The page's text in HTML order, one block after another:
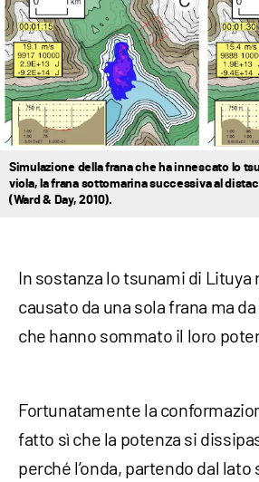
Simulazione della frana che ha innescato lo
viola, la frana sottomarina successiva al
(Ward & Day, 2010).
In sostanza lo tsunami di Lituya
causato da una sola frana ma
che hanno sommato il loro
Fortunatamente la
fatto sì che la potenza si
perché l’onda, partendo dal lato